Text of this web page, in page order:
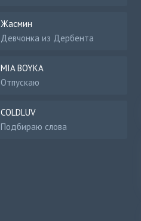
Жасмин
Девчонка из Дербента
MIA BOYKA
Отпускаю
COLDLUV
Подбираю слова